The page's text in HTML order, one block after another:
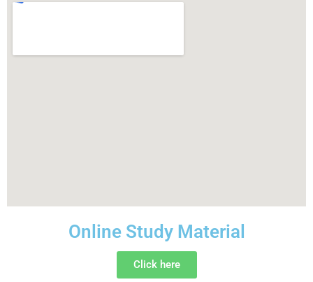
Online Study Material
Click here